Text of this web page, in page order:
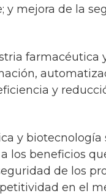
y mejora de la
farmacéutica
y
y
los beneficios
de los
en el